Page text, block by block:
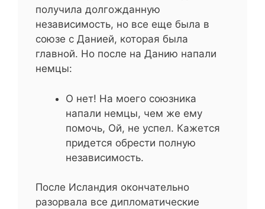
получила долгожданную
независимость, но все еще была в
союзе с Данией, которая была
главной. Но после на Данию напали
немцы:
О нет! На моего союзника
напали немцы, чем же ему
помочь, Ой, не успел. Кажется
придется обрести полную
независимость.
После Исландия окончательно
разорвала все дипломатические